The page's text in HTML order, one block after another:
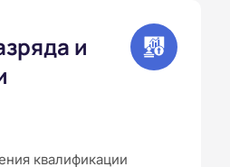
и
квалификации